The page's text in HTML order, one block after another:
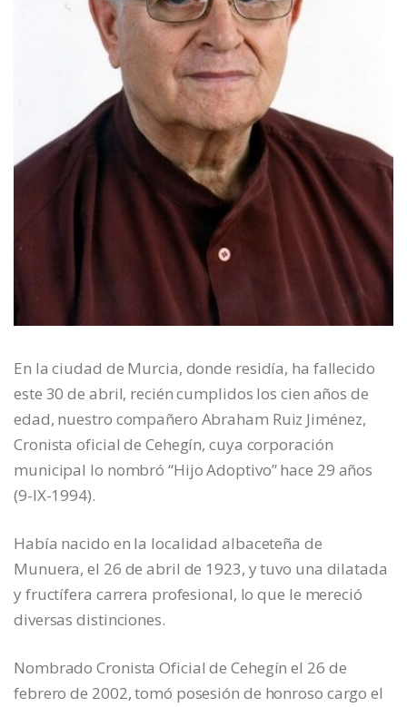
En la ciudad de Murcia, donde residía, ha fallecido
este 30 de abril, recién cumplidos los cien años de
edad, nuestro compañero Abraham Ruiz Jiménez,
Cronista oficial de Cehegín, cuya corporación
municipal lo nombró “Hijo Adoptivo” hace 29 años
(9-IX-1994).
Había nacido en la localidad albaceteña de
Munuera, el 26 de abril de 1923, y tuvo una dilatada
y fructífera carrera profesional, lo que le mereció
diversas distinciones.
Nombrado Cronista Oficial de Cehegín el 26 de
febrero de 2002, tomó posesión de honroso cargo el